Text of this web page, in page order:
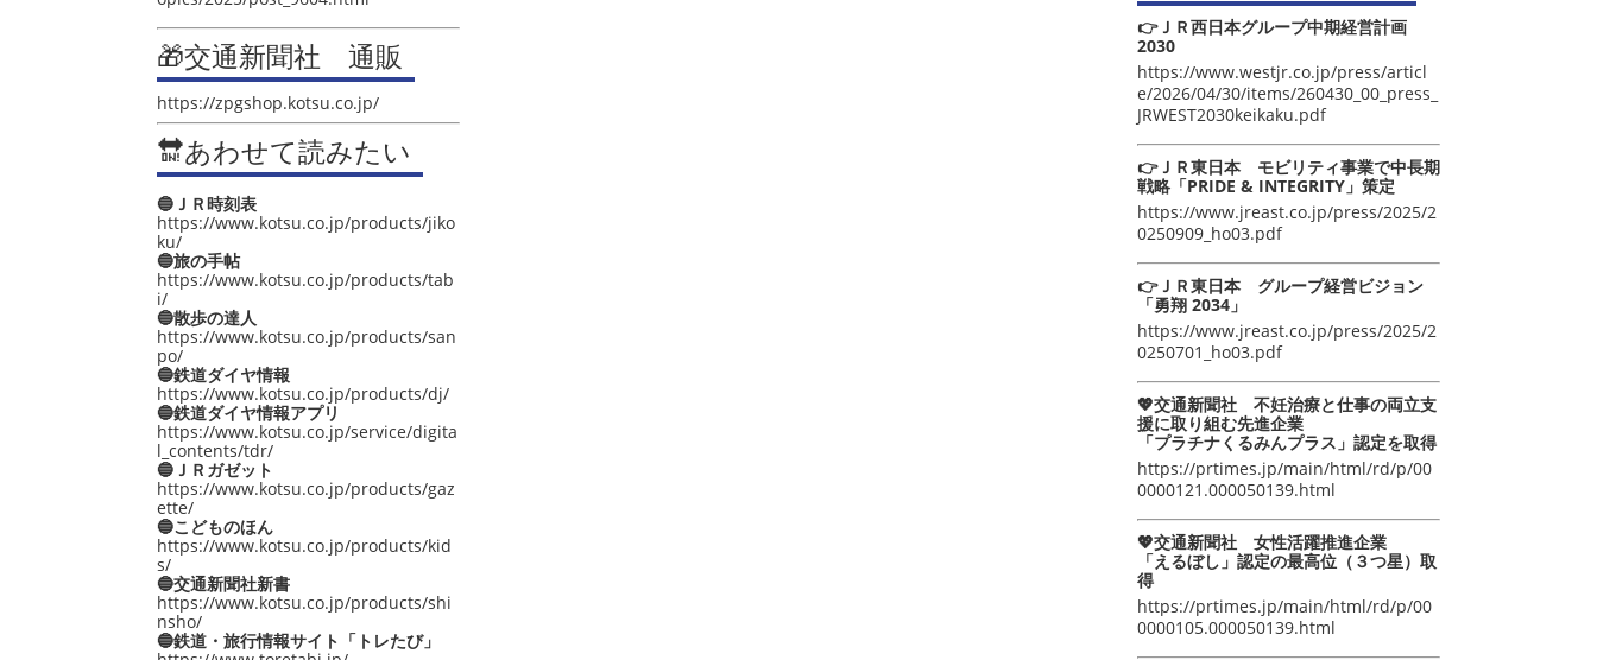
🎁交通新聞社 通販
https://zpgshop.kotsu.co.jp/
🔛あわせて読みたい
🔵ＪＲ時刻表
https://www.kotsu.co.jp/products/jiko
ku/
🔵旅の手帖
https://www.kotsu.co.jp/products/tab
i/
🔵散歩の達人
https://www.kotsu.co.jp/products/san
po/
🔵鉄道ダイヤ情報
https://www.kotsu.co.jp/products/dj/
🔵鉄道ダイヤ情報アプリ
https://www.kotsu.co.jp/service/digita
l_contents/tdr/
🔵ＪＲガゼット
https://www.kotsu.co.jp/products/gaz
ette/
🔵こどものほん
https://www.kotsu.co.jp/products/kid
s/
🔵交通新聞社新書
https://www.kotsu.co.jp/products/shi
nsho/
🔵鉄道・旅行情報サイト「トレたび」
👉ＪＲ西日本グループ中期経営計画
2030
https://www.westjr.co.jp/press/articl
e/2026/04/30/items/260430_00_press_
JRWEST2030keikaku.pdf
👉ＪＲ東日本 モビリティ事業で中長期
戦略「PRIDE & INTEGRITY」策定
https://www.jreast.co.jp/press/2025/2
0250909_ho03.pdf
👉ＪＲ東日本 グループ経営ビジョン
「勇翔 2034」
https://www.jreast.co.jp/press/2025/2
0250701_ho03.pdf
💖交通新聞社 不妊治療と仕事の両立支
援に取り組む先進企業
「プラチナくるみんプラス」認定を取得
https://prtimes.jp/main/html/rd/p/00
0000121.000050139.html
💖交通新聞社 女性活躍推進企業
「えるぼし」認定の最高位（３つ星）取
得
https://prtimes.jp/main/html/rd/p/00
0000105.000050139.html